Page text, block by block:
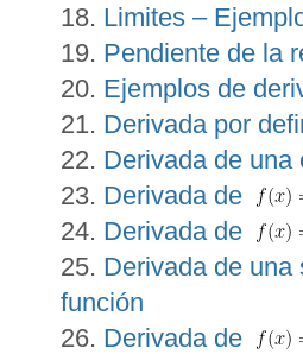
Limites –
Pendiente de la
Ejemplos de
Derivada por
Derivada de una
Derivada de
Derivada de
Derivada de una
función
Derivada de